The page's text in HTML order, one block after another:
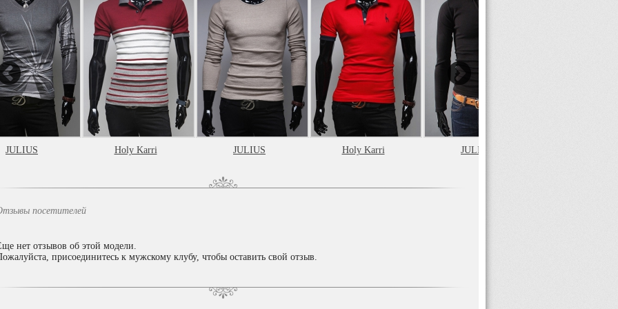
JULIUS Holy Karri JULIUS Holy Karri JULIUS
посетителей
нет отзывов об этой модели.
присоединитесь к мужскому клубу, чтобы оставить свой отзыв.